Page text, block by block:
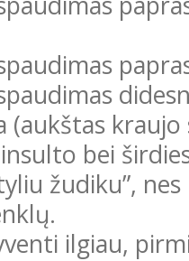
(aukštas
bei
žudiku”,
ilgiau,